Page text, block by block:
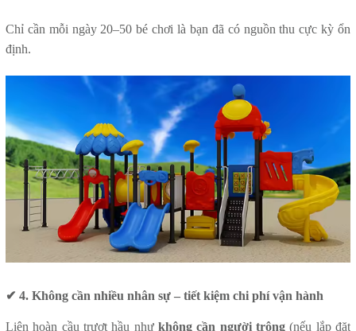
Chỉ cần mỗi ngày 20–50 bé chơi là bạn đã có nguồn thu cực kỳ ổn
định.
✔ 4. Không cần nhiều nhân sự – tiết kiệm chi phí vận hành
Liên hoàn cầu trượt hầu như không cần người trông (nếu lắp đặt